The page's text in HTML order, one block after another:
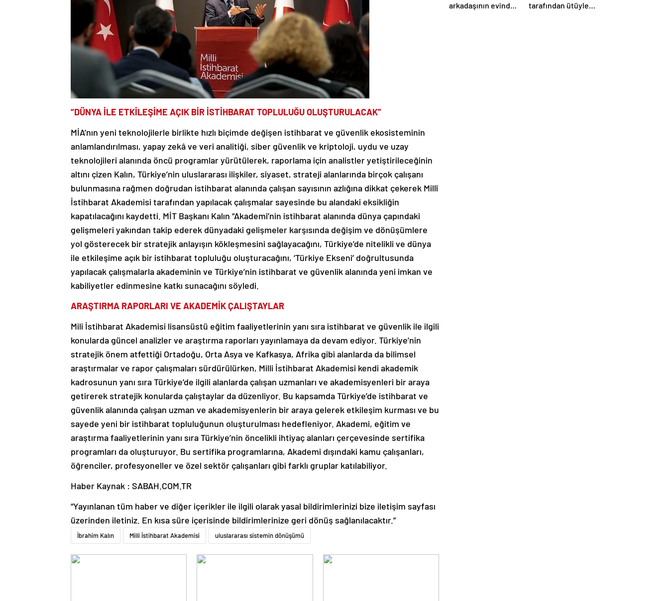
“DÜNYA İLE ETKİLEŞİME AÇIK BİR İSTİHBARAT TOPLULUĞU OLUŞTURULACAK”
MİA’nın yeni teknolojilerle birlikte hızlı biçimde değişen istihbarat ve güvenlik ekosisteminin
anlamlandırılması, yapay zekâ ve veri analitiği, siber güvenlik ve kriptoloji, uydu ve uzay
teknolojileri alanında öncü programlar yürütülerek, raporlama için analistler yetiştirileceğinin
altını çizen Kalın, Türkiye’nin uluslararası ilişkiler, siyaset, strateji alanlarında birçok çalışanı
bulunmasına rağmen doğrudan istihbarat alanında çalışan sayısının azlığına dikkat çekerek Millî
İstihbarat Akademisi tarafından yapılacak çalışmalar sayesinde bu alandaki eksikliğin
kapatılacağını kaydetti. MİT Başkanı Kalın “Akademi’nin istihbarat alanında dünya çapındaki
gelişmeleri yakından takip ederek dünyadaki gelişmeler karşısında değişim ve dönüşümlere
yol gösterecek bir stratejik anlayışın kökleşmesini sağlayacağını, Türkiye’de nitelikli ve dünya
ile etkileşime açık bir istihbarat topluluğu oluşturacağını, ‘Türkiye Ekseni’ doğrultusunda
yapılacak çalışmalarla akademinin ve Türkiye’nin istihbarat ve güvenlik alanında yeni imkan ve
kabiliyetler edinmesine katkı sunacağını söyledi.
ARAŞTIRMA RAPORLARI VE AKADEMİK ÇALIŞTAYLAR
Mili İstihbarat Akademisi lisansüstü eğitim faaliyetlerinin yanı sıra istihbarat ve güvenlik ile ilgili
konularda güncel analizler ve araştırma raporları yayınlamaya da devam ediyor. Türkiye’nin
stratejik önem atfettiği Ortadoğu, Orta Asya ve Kafkasya, Afrika gibi alanlarda da bilimsel
araştırmalar ve rapor çalışmaları sürdürülürken, Milli İstihbarat Akademisi kendi akademik
kadrosunun yanı sıra Türkiye’de ilgili alanlarda çalışan uzmanları ve akademisyenleri bir araya
getirerek stratejik konularda çalıştaylar da düzenliyor. Bu kapsamda Türkiye’de istihbarat ve
güvenlik alanında çalışan uzman ve akademisyenlerin bir araya gelerek etkileşim kurması ve bu
sayede yeni bir istihbarat topluluğunun oluşturulması hedefleniyor. Akademi, eğitim ve
araştırma faaliyetlerinin yanı sıra Türkiye’nin öncelikli ihtiyaç alanları çerçevesinde sertifika
programları da oluşturuyor. Bu sertifika programlarına, Akademi dışındaki kamu çalışanları,
öğrenciler, profesyoneller ve özel sektör çalışanları gibi farklı gruplar katılabiliyor.
Haber Kaynak : SABAH.COM.TR
“Yayınlanan tüm haber ve diğer içerikler ile ilgili olarak yasal bildirimlerinizi bize iletişim sayfası
üzerinden iletiniz. En kısa süre içerisinde bildirimlerinize geri dönüş sağlanılacaktır.”
İbrahim Kalın Milli İstihbarat Akademisi uluslararası sistemin dönüşümü
arkadaşının evinde
tarafından ütüyle